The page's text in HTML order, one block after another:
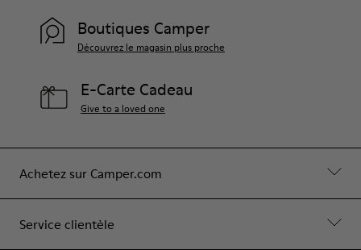
Achetez sur Camper.com
Service clientèle
Boutiques Camper
Découvrez le magasin plus proche
E-Carte Cadeau
Give to a loved one